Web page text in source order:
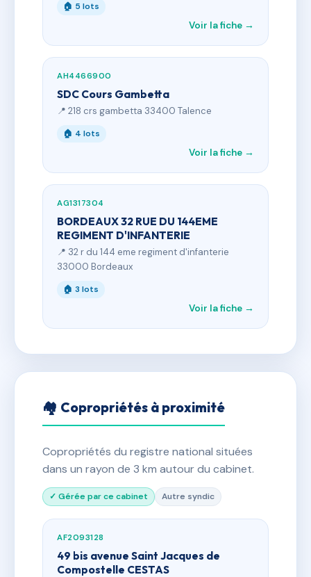
🏠 5 lots
Voir la fiche →
AH4466900
SDC Cours Gambetta
📍 218 crs gambetta 33400 Talence
🏠 4 lots
Voir la fiche →
AG1317304
BORDEAUX 32 RUE DU 144EME
REGIMENT D'INFANTERIE
📍 32 r du 144 eme regiment d'infanterie
33000 Bordeaux
🏠 3 lots
Voir la fiche →
🏘 Copropriétés à proximité
Copropriétés du registre national situées
dans un rayon de 3 km autour du cabinet.
✓ Gérée par ce cabinet Autre syndic
AF2093128
49 bis avenue Saint Jacques de
Compostelle CESTAS